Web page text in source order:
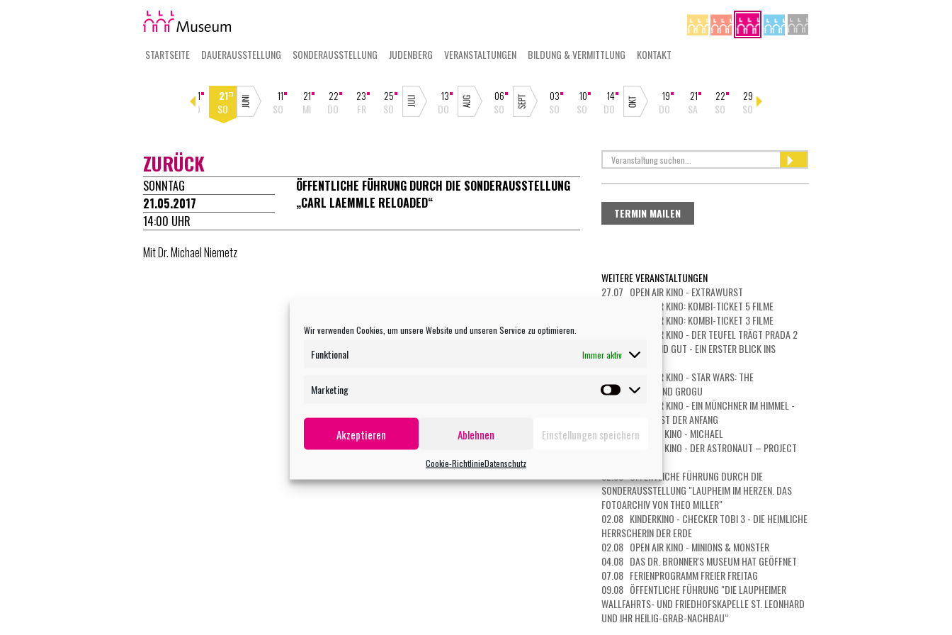
Wir verwenden Cookies, um unsere Website und unseren Service zu optimieren.
Funktional Immer aktiv
Marketing Marketing
Akzeptieren Ablehnen Einstellungen speichern
Cookie-RichtlinieDatenschutz
STARTSEITE DAUERAUSSTELLUNG SONDERAUSSTELLUNG JUDENBERG VERANSTALTUNGEN BILDUNG & VERMITTLUNG KONTAKT
11
DO
21
SO
11
SO
21
MI
22
DO
23
FR
25
SO
13
DO
06
SO
03
SO
10
SO
14
DO
19
DO
21
SA
22
SO
29
SO
ZURÜCK
SONNTAG
21.05.2017
14:00 UHR
ÖFFENTLICHE FÜHRUNG DURCH DIE SONDERAUSSTELLUNG
„CARL LAEMMLE RELOADED“
Mit Dr. Michael Niemetz
TERMIN MAILEN
WEITERE VERANSTALTUNGEN
27.07 OPEN AIR KINO - EXTRAWURST
27.07 OPEN AIR KINO: KOMBI-TICKET 5 FILME
27.07 OPEN AIR KINO: KOMBI-TICKET 3 FILME
28.07 OPEN AIR KINO - DER TEUFEL TRÄGT PRADA 2
29.07 KURZ UND GUT - EIN ERSTER BLICK INS
MUSEUM
29.07 OPEN AIR KINO - STAR WARS: THE
MANDALORIAN AND GROGU
30.07 OPEN AIR KINO - EIN MÜNCHNER IM HIMMEL -
DER TOD IST ERST DER ANFANG
31.07 OPEN AIR KINO - MICHAEL
01.08 OPEN AIR KINO - DER ASTRONAUT – PROJECT
02.08 ÖFFENTLICHE FÜHRUNG DURCH DIE
SONDERAUSSTELLUNG "LAUPHEIM IM HERZEN. DAS
FOTOARCHIV VON THEO MILLER"
02.08 KINDERKINO - CHECKER TOBI 3 - DIE HEIMLICHE
HERRSCHERIN DER ERDE
02.08 OPEN AIR KINO - MINIONS & MONSTER
04.08 DAS DR. BRONNER'S MUSEUM HAT GEÖFFNET
07.08 FERIENPROGRAMM FREIER FREITAG
09.08 ÖFFENTLICHE FÜHRUNG "DIE LAUPHEIMER
WALLFAHRTS- UND FRIEDHOFSKAPELLE ST. LEONHARD
UND IHR HEILIG-GRAB-NACHBAU“